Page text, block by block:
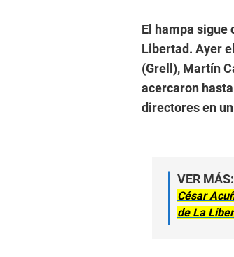
El hampa sigue
Libertad. Ayer
(Grell), Martín
acercaron
directores en
VER MÁS:
César
de La